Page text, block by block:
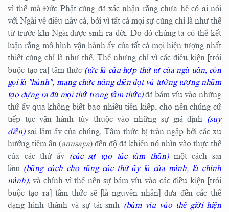
vì thế mà Đức Phật cũng đã xác nhận rằng chưa hề có ai nói
với Ngài về điều này cả, bởi vì tất cả mọi sự cũng chỉ là như thế
từ trước khi Ngài được sinh ra đời. Do đó chúng ta có thể kết
luận rằng mô hình vận hành ấy của tất cả mọi hiện tượng nhất
thiết cũng chỉ là như thế. Thế nhưng chỉ vì các điều kiện [trói
buộc tạo ra] tâm thức (tức là cấu hợp thứ tư của ngũ uẩn, còn
gọi là "hành", mang chức năng diễn đạt và tưởng tượng nhằm
tạo dựng ra đủ mọi thứ trong tâm thức)đã bám víu vào những
thứ ấy qua không biết bao nhiêu tiền kiếp, cho nên chúng cứ
tiếp tục vận hành tùy thuộc vào những sự giả định (suy
diễn)sai lầm ấy của chúng. Tâm thức bị tràn ngập bởi các xu
hướng tiềm ẩn (anusaya) đến độ đã khiến nó nhìn vào thực thể
của các thứ ấy (các sự tạo tác tâm thần)một cách sai
lầm (bằng cách cho rằng các thứ ấy là của mình, là chính
mình), và chính vì thế nên sự bám víu vào các điều kiện [trói
buộc tạo ra] tâm thức sẽ [là nguyên nhân] đưa đến các thể
dạng hình thành và sự tái sinh (bám víu vào thế giới hiện